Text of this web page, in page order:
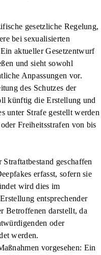
gesetzliche Regelung,
bei sexualisierten
aktueller Gesetzentwurf
und sieht sowohl
Anpassungen vor.
des Schutzes der
künftig die Erstellung und
unter Strafe gestellt werden
Freiheitsstrafen von bis
geschaffen
erfasst, sofern sie
wird dies im
entsprechender
Betroffenen darstellt, da
oder
werden.
vorgesehen: Ein